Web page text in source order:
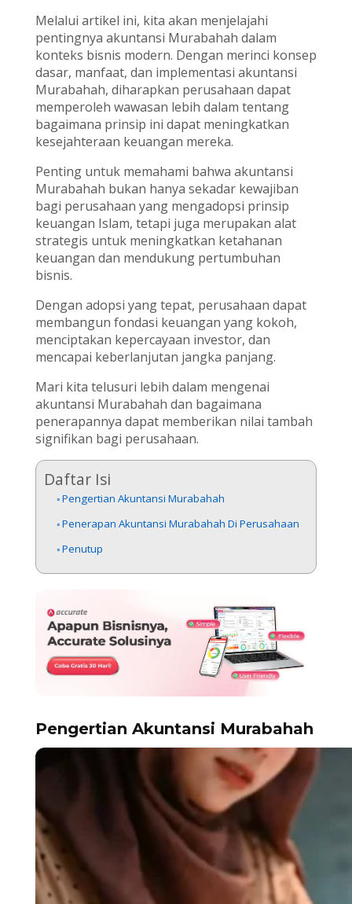
Melalui artikel ini, kita akan menjelajahi
pentingnya akuntansi Murabahah dalam
konteks bisnis modern. Dengan merinci konsep
dasar, manfaat, dan implementasi akuntansi
Murabahah, diharapkan perusahaan dapat
memperoleh wawasan lebih dalam tentang
bagaimana prinsip ini dapat meningkatkan
kesejahteraan keuangan mereka.
Penting untuk memahami bahwa akuntansi
Murabahah bukan hanya sekadar kewajiban
bagi perusahaan yang mengadopsi prinsip
keuangan Islam, tetapi juga merupakan alat
strategis untuk meningkatkan ketahanan
keuangan dan mendukung pertumbuhan
bisnis.
Dengan adopsi yang tepat, perusahaan dapat
membangun fondasi keuangan yang kokoh,
menciptakan kepercayaan investor, dan
mencapai keberlanjutan jangka panjang.
Mari kita telusuri lebih dalam mengenai
akuntansi Murabahah dan bagaimana
penerapannya dapat memberikan nilai tambah
signifikan bagi perusahaan.
Daftar Isi
Pengertian Akuntansi Murabahah
Penerapan Akuntansi Murabahah Di Perusahaan
Penutup
Pengertian Akuntansi Murabahah